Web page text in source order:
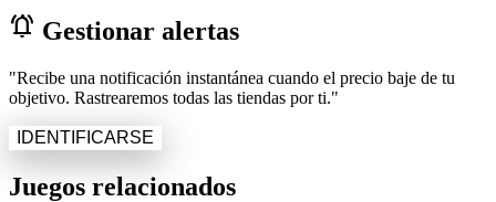
notifications_active Gestionar alertas
"Recibe una notificación instantánea cuando el precio baje de tu
objetivo. Rastrearemos todas las tiendas por ti."
IDENTIFICARSE
Juegos relacionados